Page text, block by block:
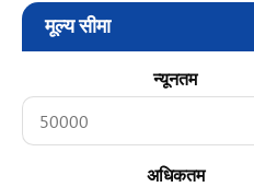
Blog
Media Online
Agensi
मूल्य सीमा
न्यूनतम
अधिकतम